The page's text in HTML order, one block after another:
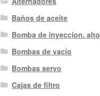
Baños de aceite
Bomba de inyeccion. alto
Bombas de vacío
Bombas servo
Cajas de filtro